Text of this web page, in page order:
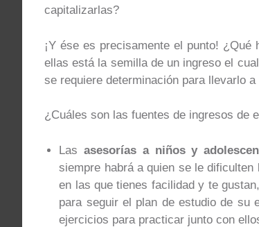
capitalizarlas?
¡Y ése es precisamente el punto!
ellas está la semilla de un ingreso el
se requiere determinación para llevarlo a
¿Cuáles son las fuentes de ingresos de
Lasasesorías a niños y
siempre habrá a quien se le
en las que tienes facilidad y te
para seguir el plan de estudio de su
ejercicios para practicar junto con